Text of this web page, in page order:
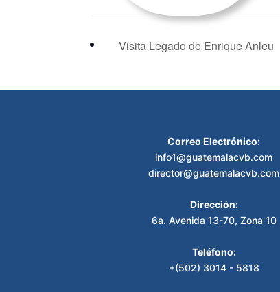
Visita Legado de Enrique Anleu
Correo Electrónico:
info1@guatemalacvb.com
director@guatemalacvb.com
Dirección:
6a. Avenida 13-70, Zona 10
Teléfono:
+(502) 3014 - 5818